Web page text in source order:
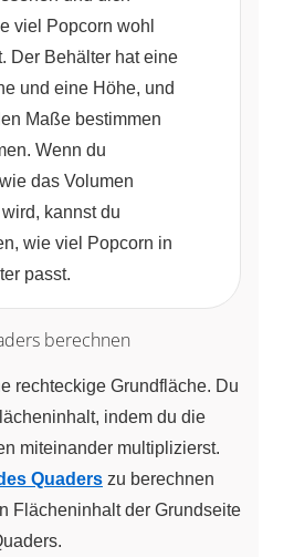
viel Popcorn wohl
Der Behälter hat eine
und eine Höhe, und
Maße bestimmen
Wenn du
das Volumen
kannst du
wie viel Popcorn in
passt.
berechnen
rechteckige Grundfläche. Du
indem du die
miteinander multiplizierst.
Quaders zu berechnen
Flächeninhalt der Grundseite